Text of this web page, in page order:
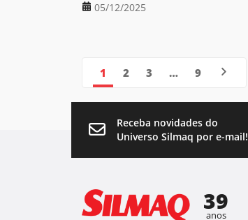
05/12/2025
1 2 3 … 9
Receba novidades do
Universo Silmaq por e-mail!
39
anos